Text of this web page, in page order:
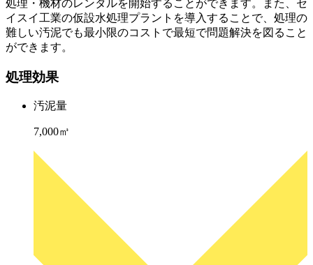
処理・機材のレンタルを開始することができます。また、セ
イスイ工業の仮設水処理プラントを導入することで、処理の
難しい汚泥でも最小限のコストで最短で問題解決を図ること
ができます。
処理効果
汚泥量
7,000㎥